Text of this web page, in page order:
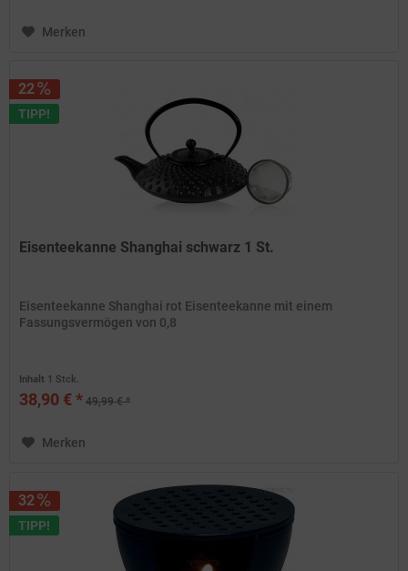
Merken
22
TIPP!
Eisenteekanne Shanghai schwarz 1 St.
Eisenteekanne Shanghai rot Eisenteekanne mit einem
Fassungsvermögen von 0,8
Inhalt 1 Stck.
38,90 € * 49,99 € *
Merken
32
TIPP!